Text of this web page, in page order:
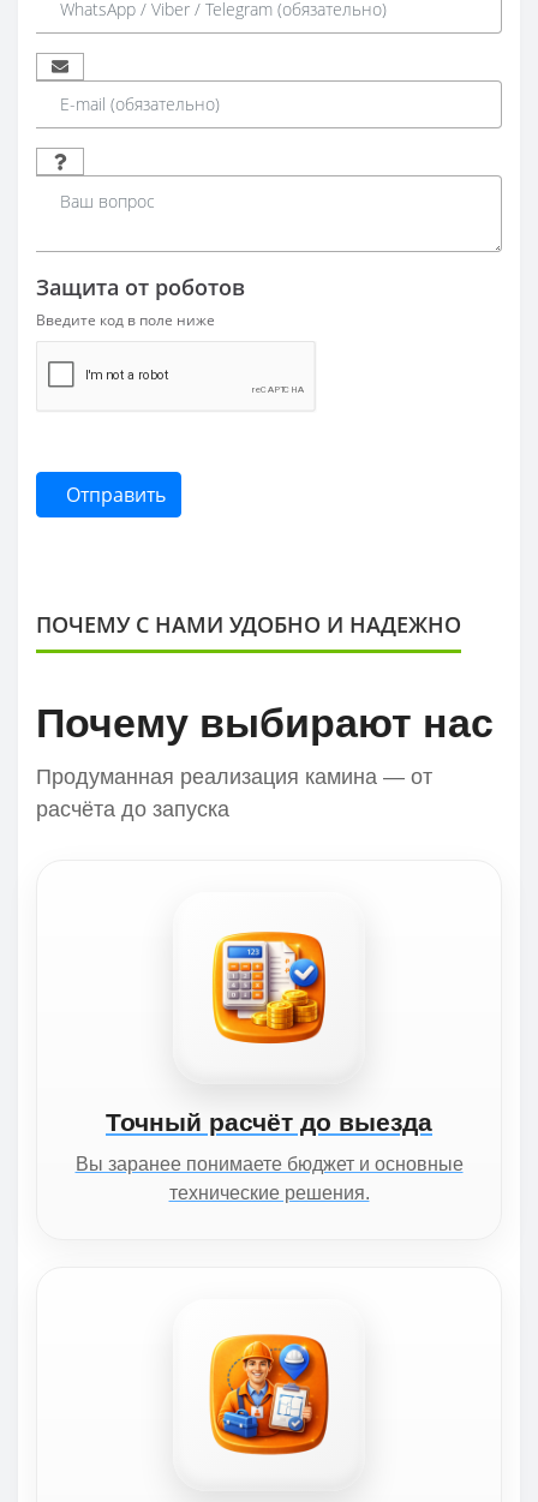
Защита от роботов
Введите код в поле ниже
Отправить
ПОЧЕМУ С НАМИ УДОБНО И НАДЕЖНО
Почему выбирают нас
Продуманная реализация камина — от
расчёта до запуска
Точный расчёт до выезда
Вы заранее понимаете бюджет и основные
технические решения.